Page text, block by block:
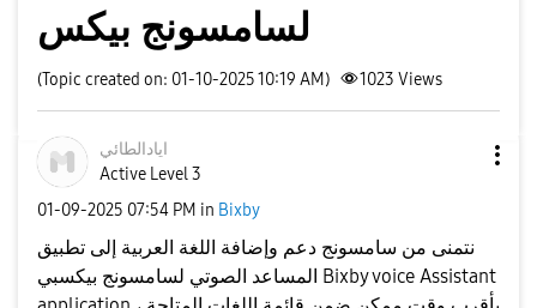
لسامسونج بيكس
(Topic created on: 01-10-2025 10:19 AM) 1023 Views
ايادالطائي
Active Level 3
‎01-09-2025 07:54 PM in Bixby
نتمنى من سامسونج دعم وإضافة اللغة العربية إلى تطبيق
المساعد الصوتي لسامسونج بيكسبي Bixby voice Assistant